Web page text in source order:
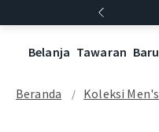
Belanja Tawaran Baru
Beranda Koleksi Men's